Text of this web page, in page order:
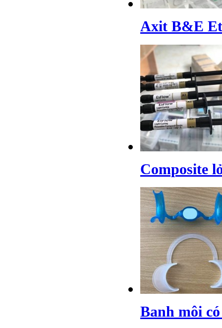
Axit B&E
Composite
Banh môi